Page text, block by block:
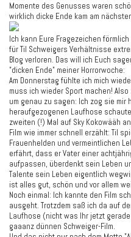
Momente des Genusses waren
wirklich dicke Ende kam am
Ich kann Eure Fragezeichen
für Til Schweigers Verhältnisse
Blog verloren. Das will ich Euch
"dicken Ende" meiner Horrorwoche:
Am Donnerstag fühlte ich mich
muss ich wieder Sport machen!
um genau zu sagen: Ich zog sie mir
heraufgezogenen Laufhose
zweiten (!) Mal auf Sky Kokowääh
Film wie immer schnell erzählt: Til
Frauenhelden und vermeintlichen
erfährt, dass er Vater einer
aufpassen, überdenkt sein Leben
Talente sein Leben eigentlich
ist alles gut, schön und vor allem
Noch einmal: Ich kannte den Film
ausgeht. Trotzdem saß ich da auf
Laufhose (nicht was Ihr jetzt
gaaanz dünnen Schweiger-Film.